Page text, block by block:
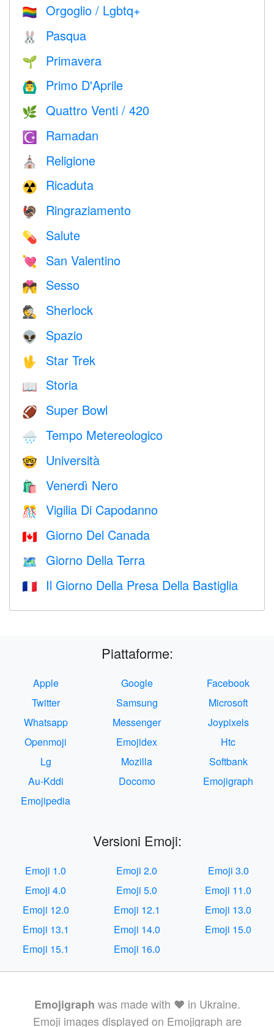
🏳️‍🌈 Orgoglio / Lgbtq+
🐰 Pasqua
🌱 Primavera
🙆‍♂️ Primo D'Aprile
🌿 Quattro Venti / 420
☪️ Ramadan
⛪️ Religione
☢️ Ricaduta
🦃 Ringraziamento
💊 Salute
💘 San Valentino
💏 Sesso
🕵️ Sherlock
👽 Spazio
🖖 Star Trek
📖 Storia
🏈 Super Bowl
🌧 Tempo Metereologico
🤓 Università
🛍 Venerdì Nero
🎊 Vigilia Di Capodanno
🇨🇦 Giorno Del Canada
🗺️ Giorno Della Terra
🇫🇷 Il Giorno Della Presa Della Bastiglia
Piattaforme:
Apple Google
Facebook
Twitter
Samsung
Microsoft
Whatsapp
Messenger
Joypixels
Openmoji
Emojidex
Htc
Lg
Mozilla
Softbank
Au-Kddi
Docomo
Emojigraph
Emojipedia
Versioni Emoji:
Emoji 1.0 Emoji 2.0
Emoji 3.0
Emoji 4.0
Emoji 5.0
Emoji 11.0
Emoji 12.0
Emoji 12.1
Emoji 13.0
Emoji 13.1
Emoji 14.0
Emoji 15.0
Emoji 15.1
Emoji 16.0
Emojigraph was made with ❤️ in Ukraine.
Emoji images displayed on Emojigraph are